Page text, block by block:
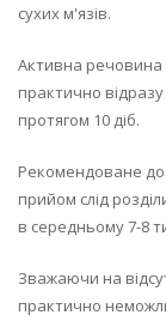
сухих м'язів.
Активна речовина
практично
протягом 10 діб.
Рекомендоване
прийом слід
в середньому 7-8
Зважаючи на
практично